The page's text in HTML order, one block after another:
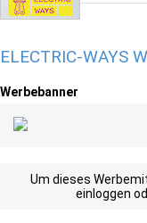
ELECTRIC-WAYS
Werbebanner
Um dieses
einloggen